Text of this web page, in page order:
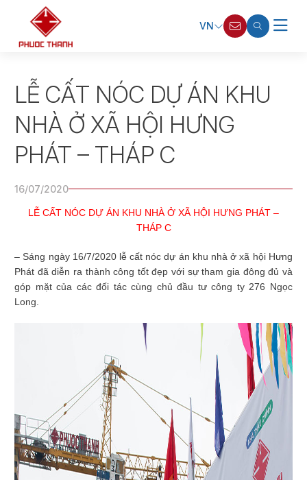
VN
LỄ CẤT NÓC DỰ ÁN KHU
NHÀ Ở XÃ HỘI HƯNG
PHÁT – THÁP C
16/07/2020
LỄ CẤT NÓC DỰ ÁN KHU NHÀ Ở XÃ HỘI HƯNG PHÁT –
THÁP C
– Sáng ngày 16/7/2020 lễ cất nóc dự án khu nhà ở xã hội Hưng
Phát đã diễn ra thành công tốt đẹp với sự tham gia đông đủ và
góp mặt của các đối tác cùng chủ đầu tư công ty 276 Ngọc
Long.